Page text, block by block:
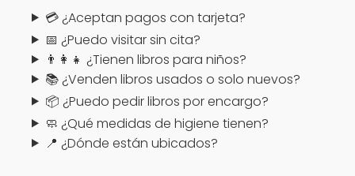
💳 ¿Aceptan pagos con tarjeta?
📅 ¿Puedo visitar sin cita?
👨‍👩‍👧 ¿Tienen libros para niños?
📚 ¿Venden libros usados o solo nuevos?
📦 ¿Puedo pedir libros por encargo?
🧼 ¿Qué medidas de higiene tienen?
📍 ¿Dónde están ubicados?